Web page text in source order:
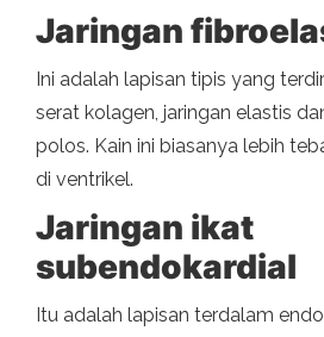
Jaringan
Ini adalah lapisan tipis yang
serat kolagen, jaringan elastis
polos. Kain ini biasanya lebih
di ventrikel.
Jaringan ikat
subendokardial
Itu adalah lapisan terdalam